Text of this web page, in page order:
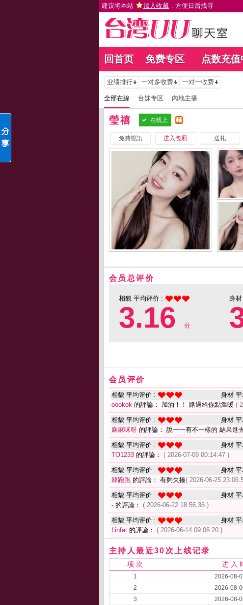
建议将本站 加入收藏 ，方便日后找寻
回首页 免费专区 点数充值
业绩排行 一对多收费 一对一收费
全部在線 台妹专区 內地主播
瑩禧 在线上
免費視訊 进入包厢 送礼
会员总评价
相貌 平均评价 :
3.16 分
身
会员评价
相貌 平均评价 : 身材
oookok 的評論： 加油！！ 路過給你點溫暖 (
相貌 平均评价 : 身材
麻麻咪呀 的評論： 說一一有不一樣的 結果進
相貌 平均评价 : 身材
TO1233 的評論： ( 2026-07-09 00:14:47 )
相貌 平均评价 : 身材
韓跑跑 的評論： 有夠欠揍( 2026-06-25
相貌 平均评价 : 身材
- 的評論： ( 2026-06-22 18:56:36 )
相貌 平均评价 : 身材
Linfat 的評論： ( 2026-06-14 09:06:20 )
主持人最近30次上线记录
项 次 进 入
1 2026-08-
2
2026-08-
3
2026-08-